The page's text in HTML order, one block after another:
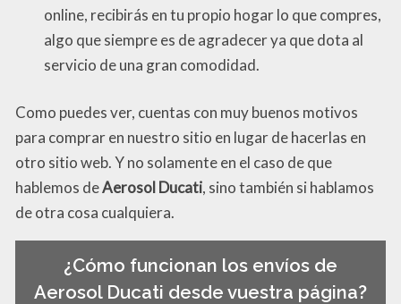
online, recibirás en tu propio hogar lo que compres,
algo que siempre es de agradecer ya que dota al
servicio de una gran comodidad.
Como puedes ver, cuentas con muy buenos motivos
para comprar en nuestro sitio en lugar de hacerlas en
otro sitio web. Y no solamente en el caso de que
hablemos deAerosol Ducati, sino también si hablamos
de otra cosa cualquiera.
¿Cómo funcionan los envíos de
Aerosol Ducati desde vuestra página?